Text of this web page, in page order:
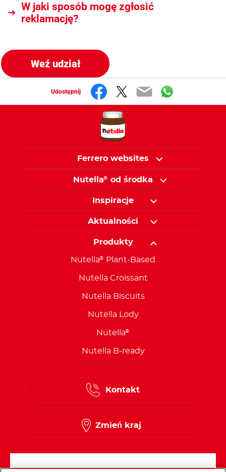
W jaki sposób mogę zgłosić
reklamację?
Weź udział
Udostępnij
Ferrero websites
Nutella® od środka
Inspiracje
Aktualności
Produkty
Nutella® Plant-Based
Nutella Croissant
Nutella Biscuits
Nutella Lody
Nutella®
Nutella B-ready
Kontakt
Zmień kraj